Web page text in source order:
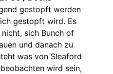
gestopft werden
gestopft wird. Es
sich Bunch of
und danach zu
was von Sleaford
wird sein,